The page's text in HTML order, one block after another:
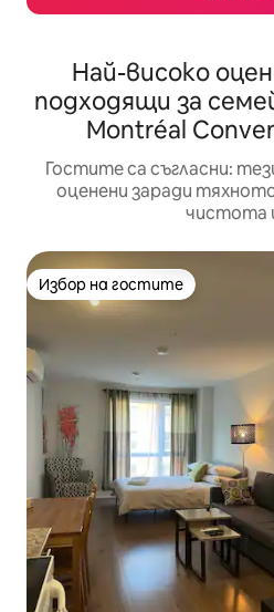
Най-високо
подходящи за
Montréal
Гостите са съгласни:
оценени заради
чистота
Избор на гостите
Избор на гостите